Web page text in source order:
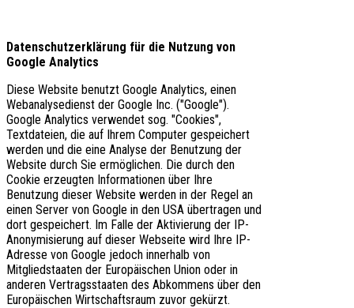
Datenschutzerklärung für die Nutzung von
Google Analytics
Diese Website benutzt Google Analytics, einen
Webanalysedienst der Google Inc. ("Google").
Google Analytics verwendet sog. "Cookies",
Textdateien, die auf Ihrem Computer gespeichert
werden und die eine Analyse der Benutzung der
Website durch Sie ermöglichen. Die durch den
Cookie erzeugten Informationen über Ihre
Benutzung dieser Website werden in der Regel an
einen Server von Google in den USA übertragen und
dort gespeichert. Im Falle der Aktivierung der IP-
Anonymisierung auf dieser Webseite wird Ihre IP-
Adresse von Google jedoch innerhalb von
Mitgliedstaaten der Europäischen Union oder in
anderen Vertragsstaaten des Abkommens über den
Europäischen Wirtschaftsraum zuvor gekürzt.